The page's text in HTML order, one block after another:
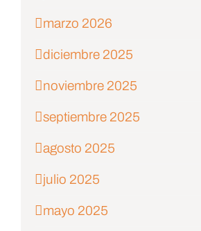
marzo 2026
diciembre 2025
noviembre 2025
septiembre 2025
agosto 2025
julio 2025
mayo 2025